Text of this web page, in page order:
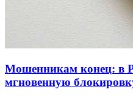
Мошенникам конец: в
мгновенную